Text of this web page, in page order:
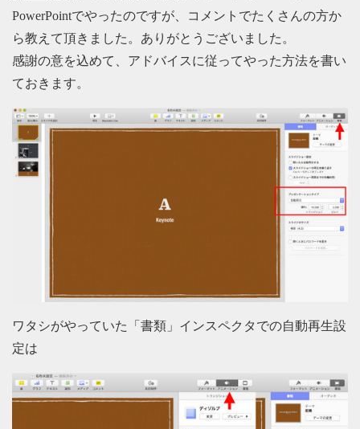
PowerPointでやったのですが、コメントでたくさんの方か
ら教えて頂きました。ありがとうございました。
感謝の意を込めて、アドバイスに従ってやった方法を書い
ておきます。
ワタシがやっていた「書類」インスペクタでの自動再生設
定は